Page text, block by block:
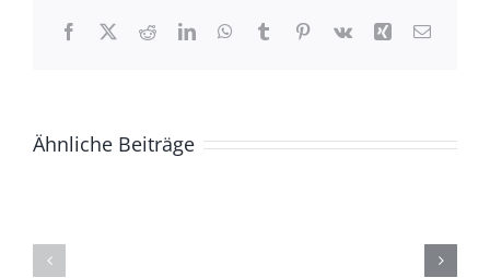
Facebook
X RedditLinkedInWhatsApp
TumblrPinterest
Vk Xing E-
Ähnliche Beiträge